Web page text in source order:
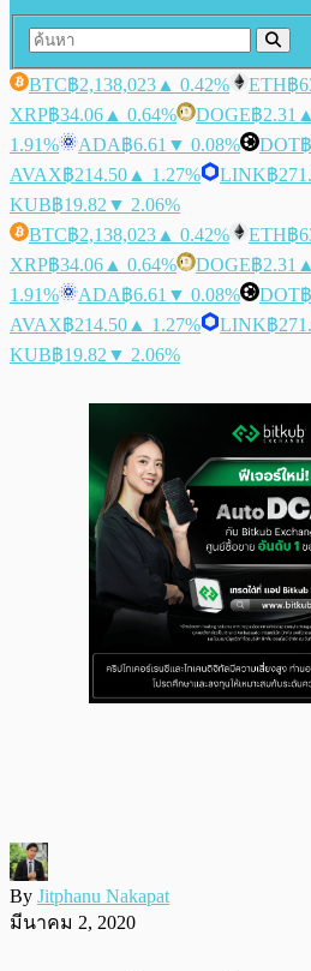
BTC฿2,138,023 ▲ 0.42% ETH฿
XRP฿34.06 ▲ 0.64% DOGE฿2.31
1.91%
ADA฿6.61 ▼ 0.08% DOT
AVAX฿214.50 ▲ 1.27% LINK฿
KUB฿19.82 ▼ 2.06%
BTC฿2,138,023 ▲ 0.42% ETH฿
XRP฿34.06 ▲ 0.64% DOGE฿2.31
1.91%
ADA฿6.61 ▼ 0.08% DOT
AVAX฿214.50 ▲ 1.27% LINK฿
KUB฿19.82 ▼ 2.06%
By Jitphanu Nakapat
มีนาคม 2, 2020